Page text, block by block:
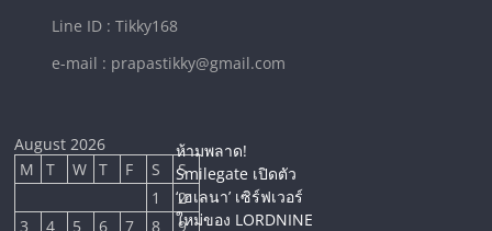
Line ID : Tikky168
e-mail : prapastikky@gmail.com
August 2026
M
T W T F S
S
1
2
3
4 5 6 7 8
9
ห้ามพลาด!
Smilegate เปิดตัว
‘เฮเลนา’ เซิร์ฟเวอร์
ใหม่ของ LORDNINE